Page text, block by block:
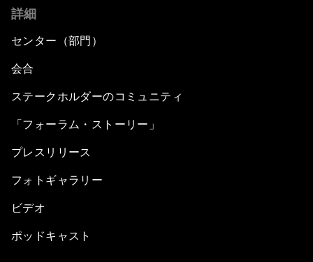
詳細
センター（部門）
会合
ステークホルダーのコミュニティ
「フォーラム・ストーリー」
プレスリリース
フォトギャラリー
ビデオ
ポッドキャスト